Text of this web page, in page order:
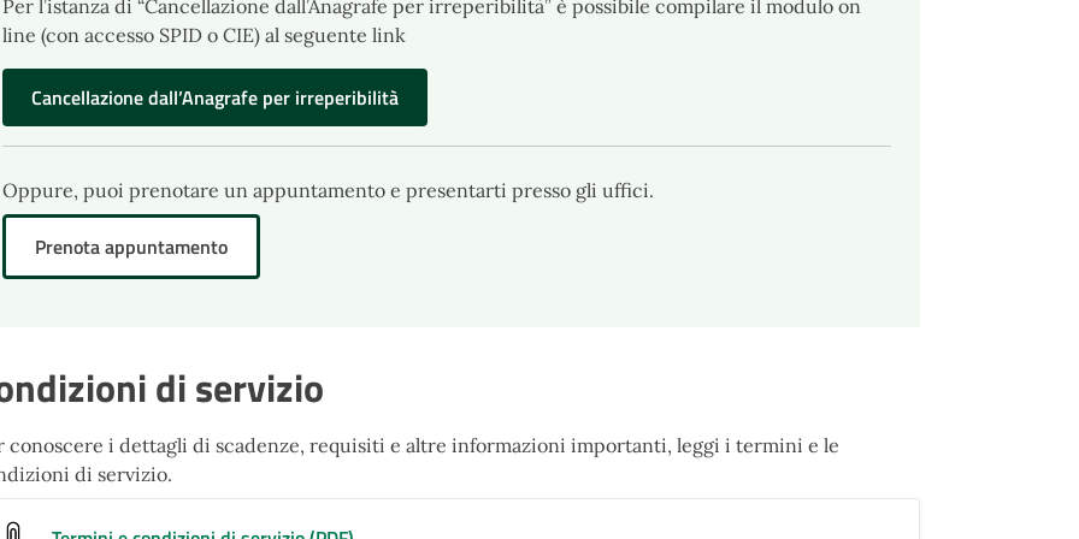
Per l’istanza di “Cancellazione dall’Anagrafe per irreperibilità” è possibile compilare il modulo on
line (con accesso SPID o CIE) al seguente link
Cancellazione dall’Anagrafe per irreperibilità
Oppure, puoi prenotare un appuntamento e presentarti presso gli uffici.
Prenota appuntamento
di servizio
conoscere i dettagli di scadenze, requisiti e altre informazioni importanti, leggi i termini e le
di servizio.